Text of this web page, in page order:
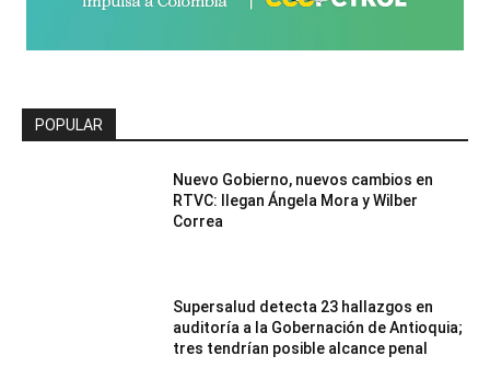
POPULAR
Nuevo Gobierno, nuevos cambios en
RTVC: llegan Ángela Mora y Wilber
Correa
Supersalud detecta 23 hallazgos en
auditoría a la Gobernación de Antioquia;
tres tendrían posible alcance penal